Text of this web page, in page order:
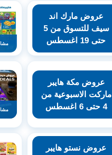
عروض مارك اند
سيف للتسوق من 5
حتى 19 اغسطس
عروض مكة هايبر
ماركت الاسبوعية من
4 حتى 6 اغسطس
عروض نستو هايبر